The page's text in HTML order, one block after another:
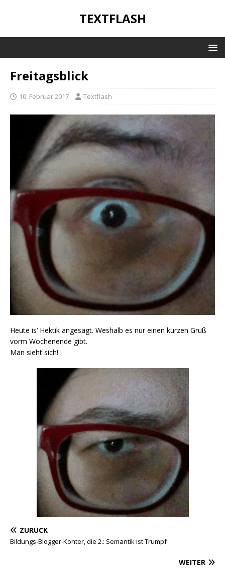
TEXTFLASH
Freitagsblick
10. Februar 2017 Textflash
Heute is‘ Hektik angesagt. Weshalb es nur einen kurzen Gruß
vorm Wochenende gibt.
Man sieht sich!
ZURÜCK
Bildungs-Blogger-Konter, die 2.: Semantik ist Trumpf
WEITER